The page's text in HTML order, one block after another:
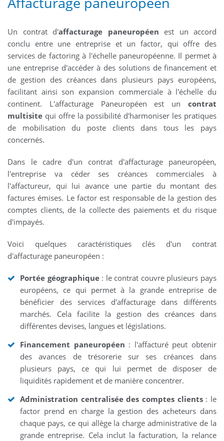
Un contrat d'affacturage paneuropéen est un accord
conclu entre une entreprise et un factor, qui offre des
services de factoring à l'échelle paneuropéenne. Il permet à
une entreprise d'accéder à des solutions de financement et
de gestion des créances dans plusieurs pays européens,
facilitant ainsi son expansion commerciale à l'échelle du
continent. L'affacturage Paneuropéen est un contrat
multisite qui offre la possibilité d'harmoniser les pratiques
de mobilisation du poste clients dans tous les pays
concernés.
Dans le cadre d'un contrat d'affacturage paneuropéen,
l'entreprise va céder ses créances commerciales à
l'affactureur, qui lui avance une partie du montant des
factures émises. Le factor est responsable de la gestion des
comptes clients, de la collecte des paiements et du risque
d'impayés.
Voici quelques caractéristiques clés d'un contrat
d'affacturage paneuropéen :
Portée géographique: le contrat couvre plusieurs pays
européens, ce qui permet à la grande entreprise de
bénéficier des services d'affacturage dans différents
marchés. Cela facilite la gestion des créances dans
différentes devises, langues et législations.
Financement paneuropéen : l'affacturé peut obtenir
des avances de trésorerie sur ses créances dans
plusieurs pays, ce qui lui permet de disposer de
liquidités rapidement et de manière concentrer.
Administration centralisée des comptes clients: le
factor prend en charge la gestion des acheteurs dans
chaque pays, ce qui allège la charge administrative de la
grande entreprise. Cela inclut la facturation, la relance